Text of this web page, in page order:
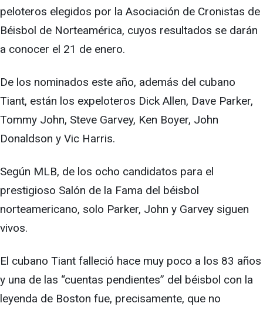
peloteros elegidos por la Asociación de Cronistas de
Béisbol de Norteamérica, cuyos resultados se darán
a conocer el 21 de enero.
De los nominados este año, además del cubano
Tiant, están los expeloteros Dick Allen, Dave Parker,
Tommy John, Steve Garvey, Ken Boyer, John
Donaldson y Vic Harris.
Según MLB, de los ocho candidatos para el
prestigioso Salón de la Fama del béisbol
norteamericano, solo Parker, John y Garvey siguen
vivos.
El cubano Tiant falleció hace muy poco a los 83 años
y una de las “cuentas pendientes” del béisbol con la
leyenda de Boston fue, precisamente, que no